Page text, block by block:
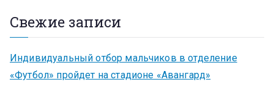
Свежие записи
Индивидуальный отбор мальчиков в отделение
«Футбол» пройдет на стадионе «Авангард»